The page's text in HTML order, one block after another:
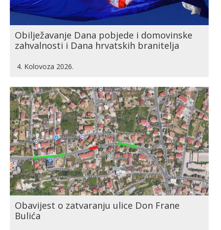
Obilježavanje Dana pobjede i domovinske
zahvalnosti i Dana hrvatskih branitelja
4. Kolovoza 2026.
Obavijest o zatvaranju ulice Don Frane
Bulića